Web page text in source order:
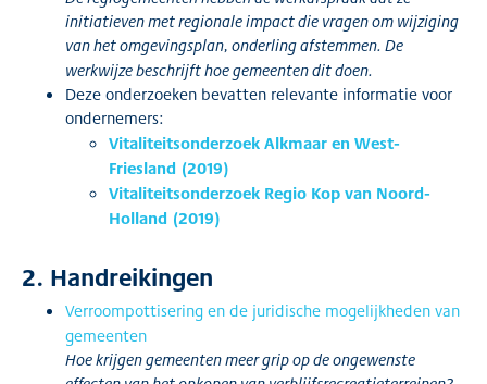
initiatieven met regionale impact die vragen om wijziging
van het omgevingsplan, onderling afstemmen. De
werkwijze beschrijft hoe gemeenten dit doen.
Deze onderzoeken bevatten relevante informatie voor
ondernemers:
Vitaliteitsonderzoek Alkmaar en West-
Friesland (2019)
Vitaliteitsonderzoek Regio Kop van Noord-
Holland (2019)
2. Handreikingen
Verroompottisering en de juridische mogelijkheden van
gemeenten
Hoe krijgen gemeenten meer grip op de ongewenste